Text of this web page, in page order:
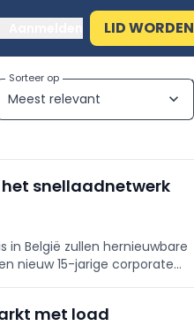
LID WORDEN
Meest relevant expand_more
Sorteer op
snellaadnetwerk
in België zullen hernieuwbare
nieuw 15-jarige corporate
met load